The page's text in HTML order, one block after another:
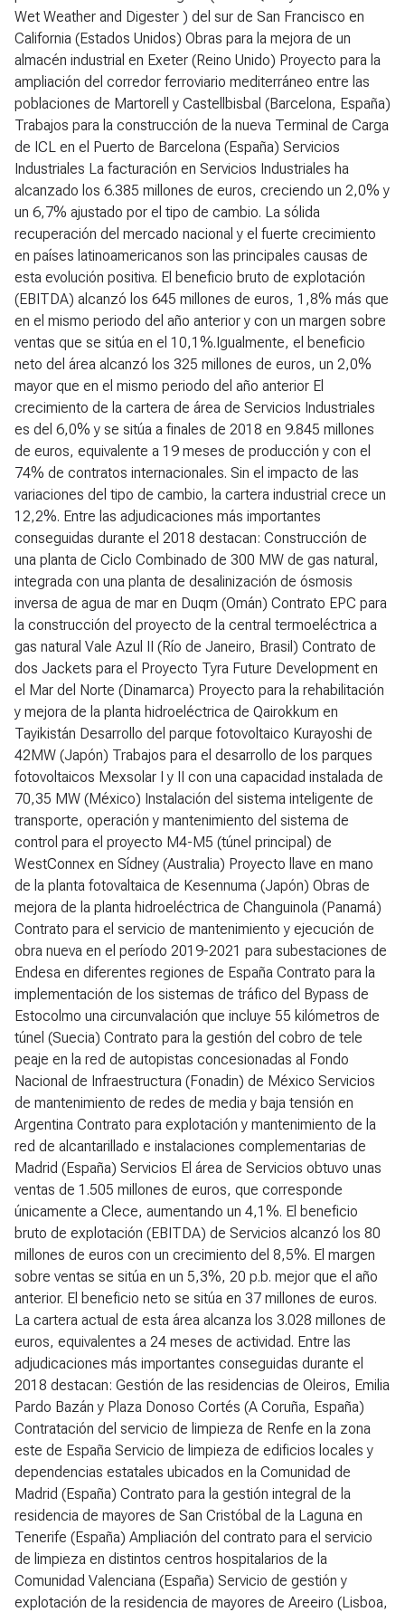
Wet Weather and Digester ) del sur de San Francisco en
California (Estados Unidos) Obras para la mejora de un
almacén industrial en Exeter (Reino Unido) Proyecto para la
ampliación del corredor ferroviario mediterráneo entre las
poblaciones de Martorell y Castellbisbal (Barcelona, España)
Trabajos para la construcción de la nueva Terminal de Carga
de ICL en el Puerto de Barcelona (España) Servicios
Industriales La facturación en Servicios Industriales ha
alcanzado los 6.385 millones de euros, creciendo un 2,0% y
un 6,7% ajustado por el tipo de cambio. La sólida
recuperación del mercado nacional y el fuerte crecimiento
en países latinoamericanos son las principales causas de
esta evolución positiva. El beneficio bruto de explotación
(EBITDA) alcanzó los 645 millones de euros, 1,8% más que
en el mismo periodo del año anterior y con un margen sobre
ventas que se sitúa en el 10,1%.Igualmente, el beneficio
neto del área alcanzó los 325 millones de euros, un 2,0%
mayor que en el mismo periodo del año anterior El
crecimiento de la cartera de área de Servicios Industriales
es del 6,0% y se sitúa a finales de 2018 en 9.845 millones
de euros, equivalente a 19 meses de producción y con el
74% de contratos internacionales. Sin el impacto de las
variaciones del tipo de cambio, la cartera industrial crece un
12,2%. Entre las adjudicaciones más importantes
conseguidas durante el 2018 destacan: Construcción de
una planta de Ciclo Combinado de 300 MW de gas natural,
integrada con una planta de desalinización de ósmosis
inversa de agua de mar en Duqm (Omán) Contrato EPC para
la construcción del proyecto de la central termoeléctrica a
gas natural Vale Azul II (Río de Janeiro, Brasil) Contrato de
dos Jackets para el Proyecto Tyra Future Development en
el Mar del Norte (Dinamarca) Proyecto para la rehabilitación
y mejora de la planta hidroeléctrica de Qairokkum en
Tayikistán Desarrollo del parque fotovoltaico Kurayoshi de
42MW (Japón) Trabajos para el desarrollo de los parques
fotovoltaicos Mexsolar I y II con una capacidad instalada de
70,35 MW (México) Instalación del sistema inteligente de
transporte, operación y mantenimiento del sistema de
control para el proyecto M4-M5 (túnel principal) de
WestConnex en Sídney (Australia) Proyecto llave en mano
de la planta fotovaltaica de Kesennuma (Japón) Obras de
mejora de la planta hidroeléctrica de Changuinola (Panamá)
Contrato para el servicio de mantenimiento y ejecución de
obra nueva en el período 2019-2021 para subestaciones de
Endesa en diferentes regiones de España Contrato para la
implementación de los sistemas de tráfico del Bypass de
Estocolmo una circunvalación que incluye 55 kilómetros de
túnel (Suecia) Contrato para la gestión del cobro de tele
peaje en la red de autopistas concesionadas al Fondo
Nacional de Infraestructura (Fonadin) de México Servicios
de mantenimiento de redes de media y baja tensión en
Argentina Contrato para explotación y mantenimiento de la
red de alcantarillado e instalaciones complementarias de
Madrid (España) Servicios El área de Servicios obtuvo unas
ventas de 1.505 millones de euros, que corresponde
únicamente a Clece, aumentando un 4,1%. El beneficio
bruto de explotación (EBITDA) de Servicios alcanzó los 80
millones de euros con un crecimiento del 8,5%. El margen
sobre ventas se sitúa en un 5,3%, 20 p.b. mejor que el año
anterior. El beneficio neto se sitúa en 37 millones de euros.
La cartera actual de esta área alcanza los 3.028 millones de
euros, equivalentes a 24 meses de actividad. Entre las
adjudicaciones más importantes conseguidas durante el
2018 destacan: Gestión de las residencias de Oleiros, Emilia
Pardo Bazán y Plaza Donoso Cortés (A Coruña, España)
Contratación del servicio de limpieza de Renfe en la zona
este de España Servicio de limpieza de edificios locales y
dependencias estatales ubicados en la Comunidad de
Madrid (España) Contrato para la gestión integral de la
residencia de mayores de San Cristóbal de la Laguna en
Tenerife (España) Ampliación del contrato para el servicio
de limpieza en distintos centros hospitalarios de la
Comunidad Valenciana (España) Servicio de gestión y
explotación de la residencia de mayores de Areeiro (Lisboa,